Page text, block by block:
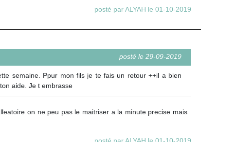
posté par ALYAH le 01-10-2019
posté le 29-09-2019
semaine. Ppur mon fils je te fais un retour ++il a bien
aide. Je t embrasse
on ne peu pas le maitriser a la minute precise mais
posté par ALYAH le 01-10-2019